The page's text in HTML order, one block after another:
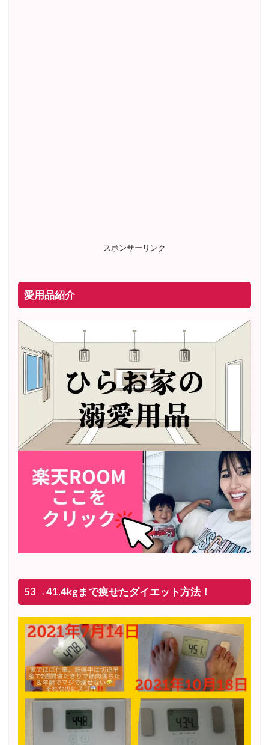
トラウマが解消された！！(匿名・女性)
スポンサーリンク
愛用品紹介
53→41.4kgまで痩せたダイエット方法！